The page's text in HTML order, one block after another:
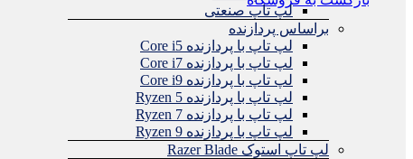
لپ تاپ صنعتی
براساس پردازنده
لپ تاپ با پردازنده Core i5
لپ تاپ با پردازنده Core i7
لپ تاپ با پردازنده Core i9
لپ تاپ با پردازنده Ryzen 5
لپ تاپ با پردازنده Ryzen 7
لپ تاپ با پردازنده Ryzen 9
لپ تاپ استوک Razer Blade